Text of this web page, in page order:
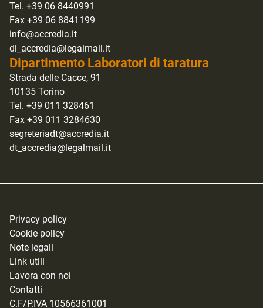
Tel. +39 06 8440991
Fax +39 06 8841199
info@accredia.it
dl_accredia@legalmail.it
Dipartimento Laboratori di taratura
Strada delle Cacce, 91
10135 Torino
Tel. +39 011 328461
Fax +39 011 3284630
segreteriadt@accredia.it
dt_accredia@legalmail.it
Privacy policy
Cookie policy
Note legali
Link utili
Lavora con noi
Contatti
C.F/P.IVA 10566361001